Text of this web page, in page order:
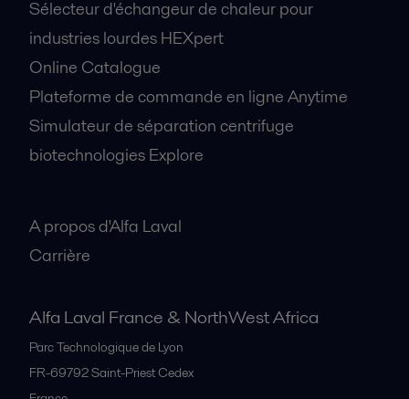
Sélecteur d'échangeur de chaleur pour
industries lourdes HEXpert
Online Catalogue
Plateforme de commande en ligne Anytime
Simulateur de séparation centrifuge
biotechnologies Explore
A propos d'Alfa Laval
Carrière
Alfa Laval France & NorthWest Africa
Parc Technologique de Lyon
FR-69792Saint-Priest Cedex